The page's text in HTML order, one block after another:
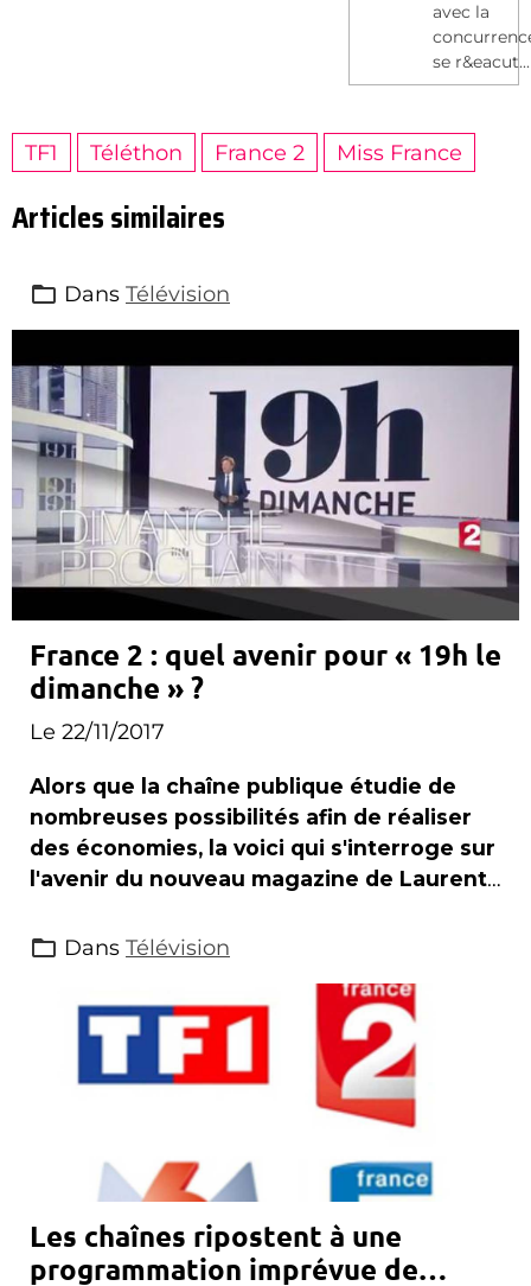
avec la
se r&eacut...
TF1 Téléthon France 2 Miss France
Articles similaires
Dans Télévision
France 2 : quel avenir pour « 19h le
dimanche » ?
Le 22/11/2017
Alors que la chaîne publique étudie de
nombreuses possibilités afin de réaliser
des économies, la voici qui s'interroge sur
l'avenir du nouveau magazine de Laurent
Dans Télévision
Les chaînes ripostent à une
programmation imprévue de